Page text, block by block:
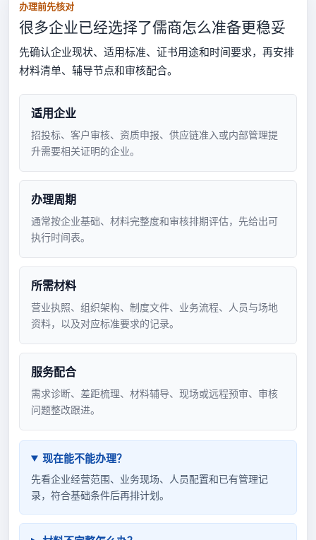
办理前先核对
很多企业已经选择了儒商怎么准备更稳妥
先确认企业现状、适用标准、证书用途和时间要求，再安排
材料清单、辅导节点和审核配合。
适用企业
招投标、客户审核、资质申报、供应链准入或内部管理提
升需要相关证明的企业。
办理周期
通常按企业基础、材料完整度和审核排期评估，先给出可
执行时间表。
所需材料
营业执照、组织架构、制度文件、业务流程、人员与场地
资料，以及对应标准要求的记录。
服务配合
需求诊断、差距梳理、材料辅导、现场或远程预审、审核
问题整改跟进。
现在能不能办理？
先看企业经营范围、业务现场、人员配置和已有管理记
录，符合基础条件后再排计划。